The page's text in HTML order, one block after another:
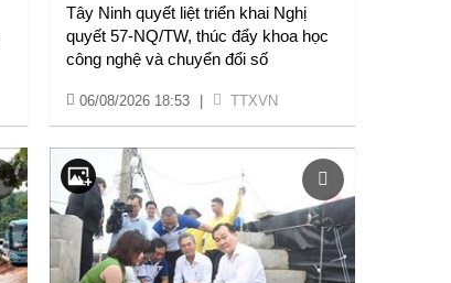
Tây Ninh quyết liệt triển khai Nghị
quyết 57-NQ/TW, thúc đẩy khoa học
công nghệ và chuyển đổi số
06/08/2026 18:53 TTXVN